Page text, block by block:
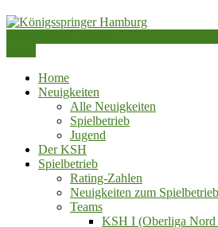
Skip
to
content
Königsspringer
Home
Neuigkeiten
Alle Neuigkeiten
Spielbetrieb
Jugend
Der KSH
Spielbetrieb
Rating-Zahlen
Neuigkeiten zum Spielbetrieb
Teams
KSH I (Oberliga